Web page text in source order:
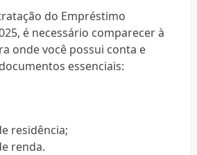
do Empréstimo
é necessário comparecer à
onde você possui conta e
essenciais:
residência;
renda.